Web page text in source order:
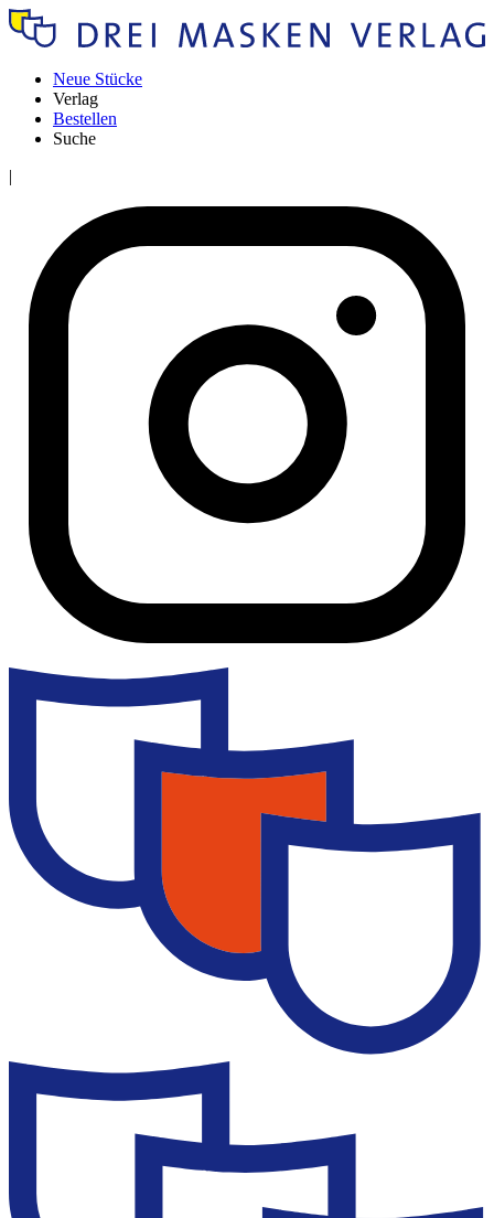
Neue Stücke
Verlag
Bestellen
Suche
|